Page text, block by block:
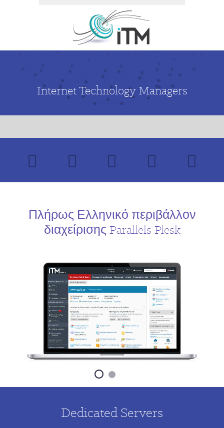
Internet Technology Managers
Πλήρως Ελληνικό περιβάλλον
διαχείρισης Parallels Plesk
Dedicated Servers